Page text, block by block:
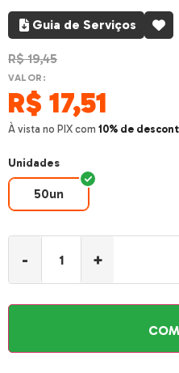
Guia de Serviços
R$19,45
VALOR:
R$ 17,51
À vista no PIX com 10% de
Unidades
50un
- +